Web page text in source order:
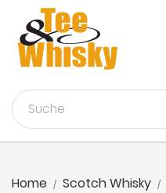
Home Scotch Whisky